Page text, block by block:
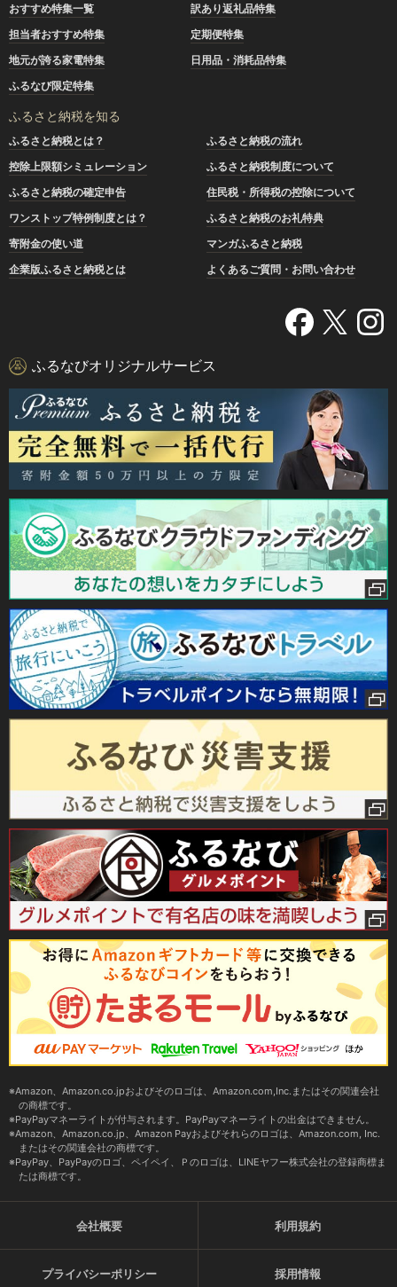
おすすめ特集一覧
訳あり返礼品特集
担当者おすすめ特集
定期便特集
地元が誇る家電特集
日用品・消耗品特集
ふるなび限定特集
ふるさと納税を知る
ふるさと納税とは？
ふるさと納税の流れ
控除上限額シミュレーション
ふるさと納税制度について
ふるさと納税の確定申告
住民税・所得税の控除について
ワンストップ特例制度とは？
ふるさと納税のお礼特典
寄附金の使い道
マンガふるさと納税
企業版ふるさと納税とは
よくあるご質問・お問い合わせ
ふるなびオリジナルサービス
Amazon、Amazon.co.jpおよびそのロゴは、Amazon.com,Inc.またはその関連会社
の商標です。
PayPayマネーライトが付与されます。PayPayマネーライトの出金はできません。
Amazon、Amazon.co.jp、Amazon Payおよびそれらのロゴは、Amazon.com, Inc.
またはその関連会社の商標です。
PayPay、PayPayのロゴ、ペイペイ、Ｐのロゴは、LINEヤフー株式会社の登録商標ま
たは商標です。
会社概要 利用規約
プライバシーポリシー 採用情報